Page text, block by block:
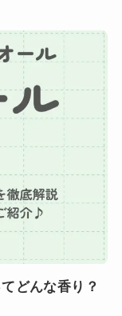
どんな香り？